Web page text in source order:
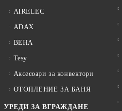
AIRELEC
ADAX
BEHA
Tesy
Аксесоари за конвектори
ОТОПЛЕНИЕ ЗА БАНЯ
УРЕДИ ЗА ВГРАЖДАНЕ